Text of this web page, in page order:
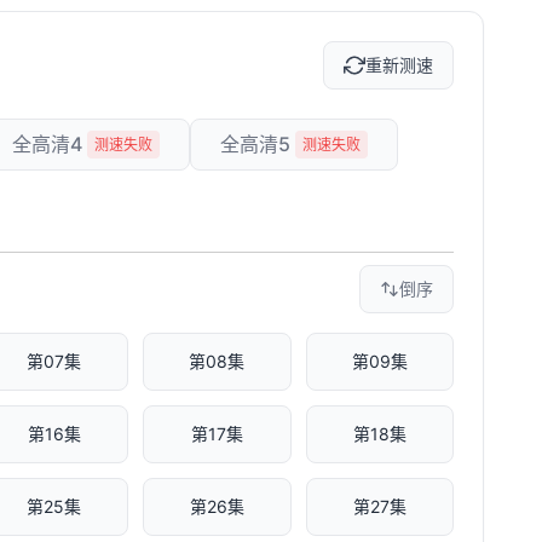
重新测速
全高清4 测速失败 全高清5 测速失败
倒序
第07集 第08集 第09集
第16集 第17集 第18集
第25集 第26集 第27集